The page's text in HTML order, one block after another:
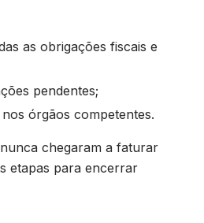
as obrigações fiscais e
pendentes;
órgãos competentes.
chegaram a faturar
etapas para encerrar